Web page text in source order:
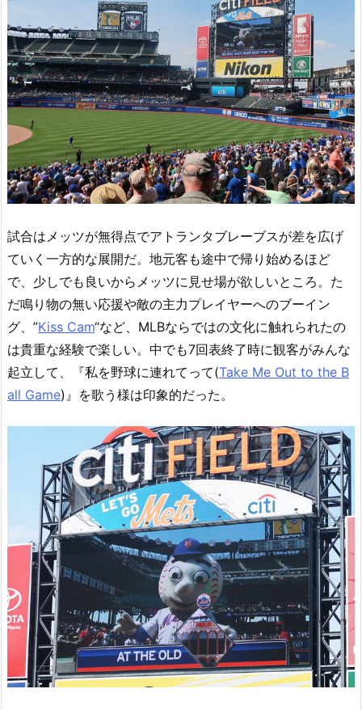
試合はメッツが無得点でアトランタブレーブスが差を広げ
ていく一方的な展開だ。地元客も途中で帰り始めるほど
で、少しでも良いからメッツに見せ場が欲しいところ。た
だ鳴り物の無い応援や敵の主力プレイヤーへのブーイン
グ、”Kiss Cam“など、MLBならではの文化に触れられたの
は貴重な経験で楽しい。中でも7回表終了時に観客がみんな
起立して、『私を野球に連れてって(Take Me Out to the B
all Game)』を歌う様は印象的だった。